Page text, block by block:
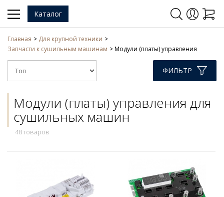
Каталог
Главная
Для крупной техники
Запчасти к сушильным машинам
Модули (платы) управления
ФИЛЬТР
Модули (платы) управления для
сушильных машин
48 товаров